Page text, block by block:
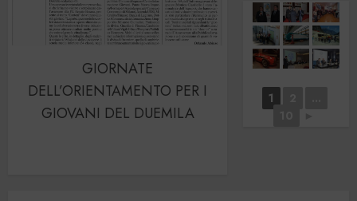
GIORNATE
DELL’ORIENTAMENTO PER I
GIOVANI DEL DUEMILA
1